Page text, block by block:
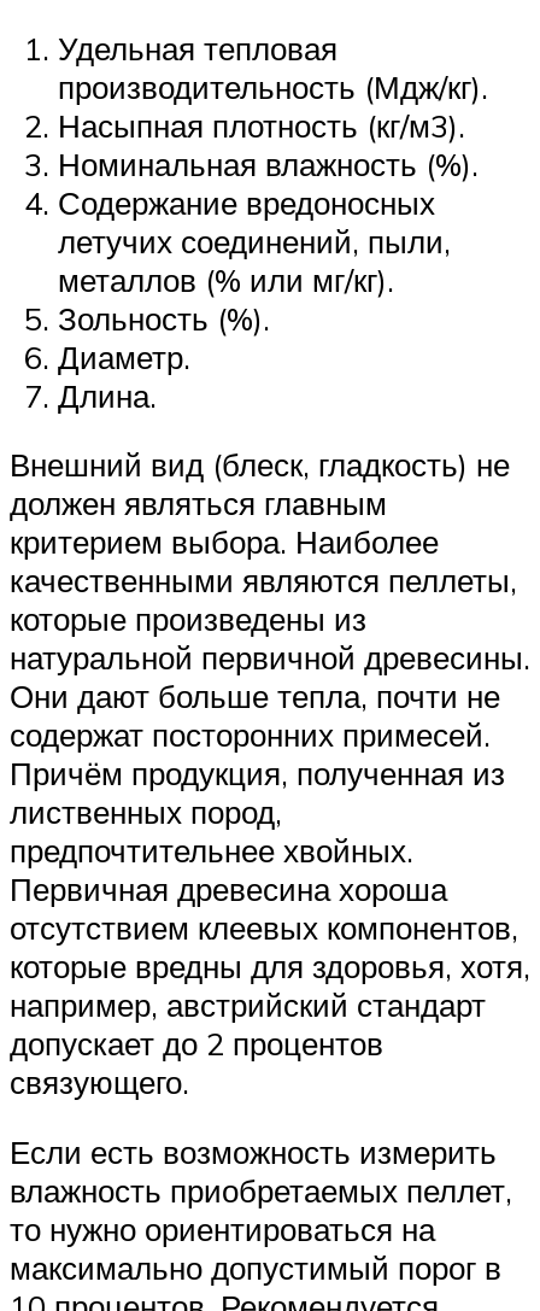
Удельная тепловая
производительность (Мдж/кг).
Насыпная плотность (кг/м3).
Номинальная влажность (%).
Содержание вредоносных
летучих соединений, пыли,
металлов (% или мг/кг).
Зольность (%).
Диаметр.
Длина.
Внешний вид (блеск, гладкость) не
должен являться главным
критерием выбора. Наиболее
качественными являются пеллеты,
которые произведены из
натуральной первичной древесины.
Они дают больше тепла, почти не
содержат посторонних примесей.
Причём продукция, полученная из
лиственных пород,
предпочтительнее хвойных.
Первичная древесина хороша
отсутствием клеевых компонентов,
которые вредны для здоровья, хотя,
например, австрийский стандарт
допускает до 2 процентов
связующего.
Если есть возможность измерить
влажность приобретаемых пеллет,
то нужно ориентироваться на
максимально допустимый порог в